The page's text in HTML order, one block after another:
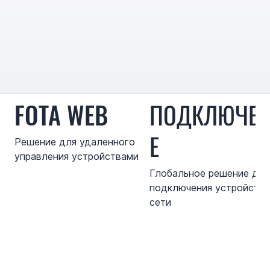
FOTA WEB
Решение для удаленного
управления устройствами
Е
Глобальное решение для
подключения устройств
сети